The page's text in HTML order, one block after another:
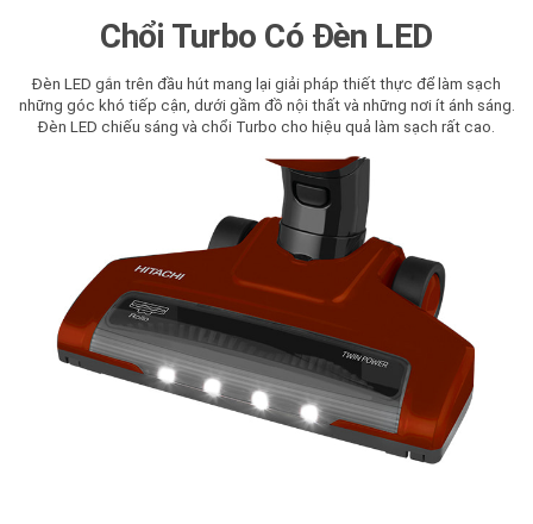
Chổi Turbo Có Đèn LED
Đèn LED gắn trên đầu hút mang lại giải pháp thiết thực để làm sạch
những góc khó tiếp cận, dưới gầm đồ nội thất và những nơi ít ánh sáng.
Đèn LED chiếu sáng và chổi Turbo cho hiệu quả làm sạch rất cao.